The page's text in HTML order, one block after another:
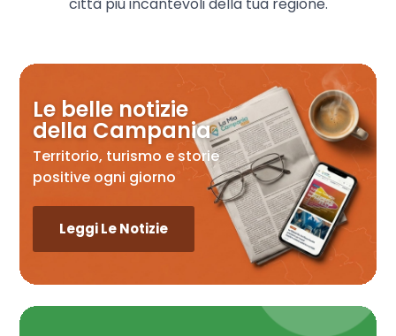
città più incantevoli della tua regione.
Le belle notizie
della Campania
Territorio, turismo e storie
positive ogni giorno
Leggi Le Notizie